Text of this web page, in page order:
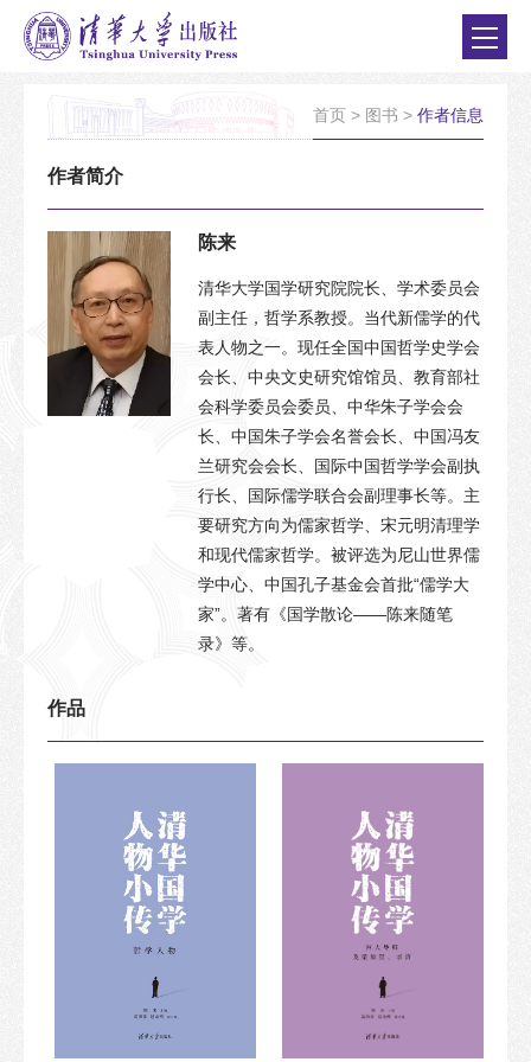
首页 > 图书 > 作者信息
作者简介
陈来
清华大学国学研究院院长、学术委员会
副主任，哲学系教授。当代新儒学的代
表人物之一。现任全国中国哲学史学会
会长、中央文史研究馆馆员、教育部社
会科学委员会委员、中华朱子学会会
长、中国朱子学会名誉会长、中国冯友
兰研究会会长、国际中国哲学学会副执
行长、国际儒学联合会副理事长等。主
要研究方向为儒家哲学、宋元明清理学
和现代儒家哲学。被评选为尼山世界儒
学中心、中国孔子基金会首批“儒学大
家”。著有《国学散论——陈来随笔
录》等。
作品